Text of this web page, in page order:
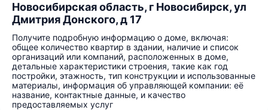
Новосибирская область, г Новосибирск, ул
Дмитрия Донского, д 17
Получите подробную информацию о доме, включая:
общее количество квартир в здании, наличие и список
организаций или компаний, расположенных в доме,
детальные характеристики строения, такие как год
постройки, этажность, тип конструкции и использованные
материалы, информация об управляющей компании: её
название, контактные данные, и качество
предоставляемых услуг